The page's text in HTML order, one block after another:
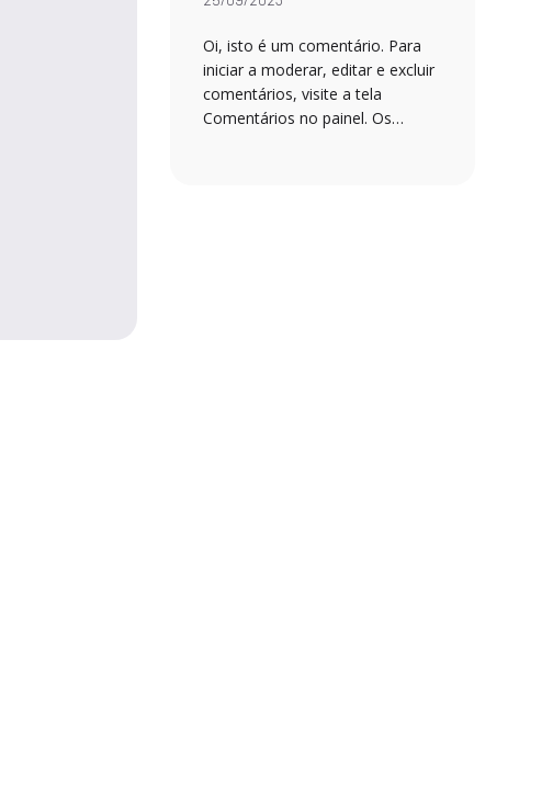
Oi, isto é um comentário. Para
iniciar a moderar, editar e excluir
comentários, visite a tela
Comentários no painel. Os…